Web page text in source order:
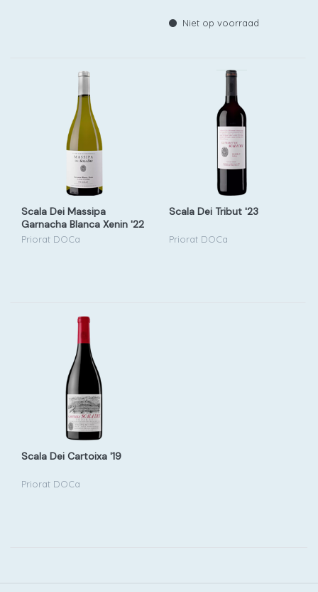
Niet op voorraad
Scala Dei Massipa
Garnacha Blanca Xenin '22
c/3
Priorat DOCa
Scala Dei Tribut '23
Priorat DOCa
Scala Dei Cartoixa '19
Priorat DOCa